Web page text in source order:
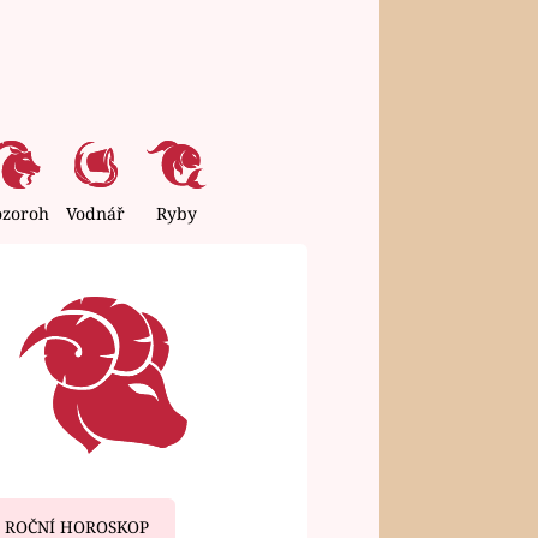
Vodnář Ryby
ROČNÍ HOROSKOP